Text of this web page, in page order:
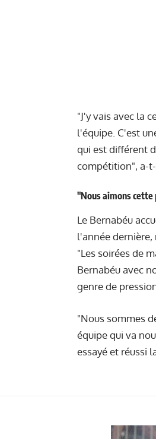
"J'y vais avec la
l'équipe. C'est
qui est différent
compétition", a-
"Nous aimons cette
Le Bernabéu
l'année
"Les soirées de
Bernabéu avec
genre de
"Nous sommes
équipe qui va
essayé et réussi